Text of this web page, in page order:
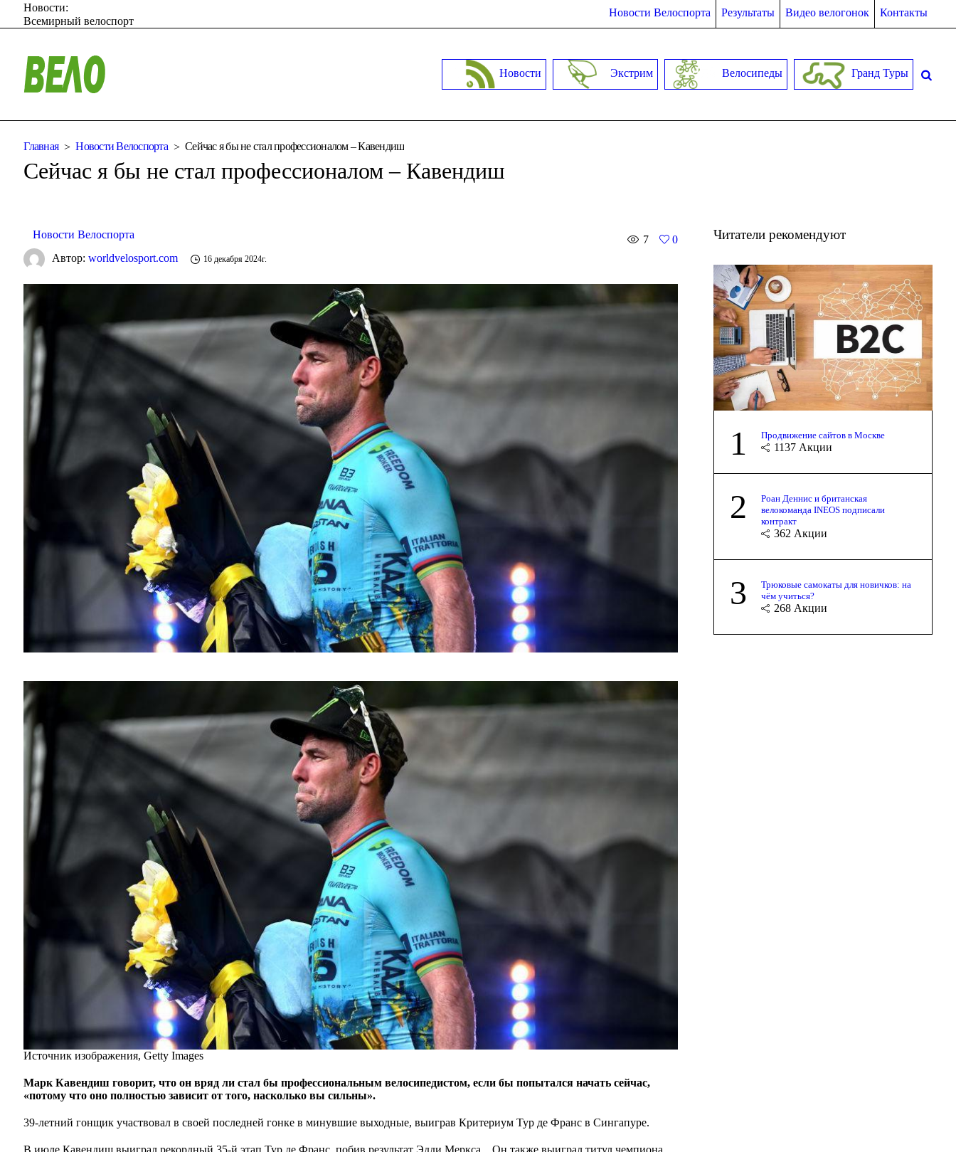
Новости Велоспорта Результаты Видео велогонок Контакты
Новости:
Всемирный велоспорт
Новости Экстрим Велосипеды Гранд Туры
Главная Новости Велоспорта Сейчас я бы не стал профессионалом – Кавендиш
Сейчас я бы не стал профессионалом – Кавендиш
Новости Велоспорта 7
0
Автор:worldvelosport.com 16 декабря 2024г.
Источник изображения, Getty Images
Марк Кавендиш говорит, что он вряд ли стал бы профессиональным велосипедистом, если бы попытался начать сейчас,
«потому что оно полностью зависит от того, насколько вы сильны».
39-летний гонщик участвовал в своей последней гонке в минувшие выходные, выиграв Критериум Тур де Франс в Сингапуре.
Читатели рекомендуют
1 Продвижение сайтов в Москве
1137 Акции
2
Роан Деннис и британская
велокоманда INEOS подписали
контракт
362 Акции
3
Трюковые самокаты для новичков: на
чём учиться?
268 Акции